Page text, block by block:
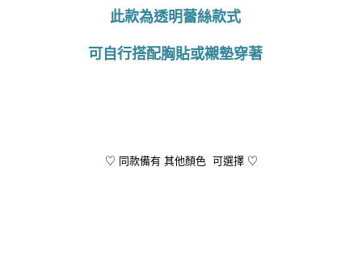
此款為透明蕾絲款式
可自行搭配胸貼或襯墊穿著
♡ 同款備有 其他顏色 可選擇 ♡